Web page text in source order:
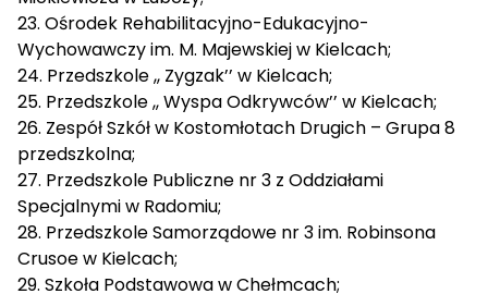
23. Ośrodek Rehabilitacyjno-Edukacyjno-
Wychowawczy im. M. Majewskiej w Kielcach;
24. Przedszkole ,, Zygzak’’ w Kielcach;
25. Przedszkole ,, Wyspa Odkrywców’’ w Kielcach;
26. Zespół Szkół w Kostomłotach Drugich – Grupa 8
przedszkolna;
27. Przedszkole Publiczne nr 3 z Oddziałami
Specjalnymi w Radomiu;
28. Przedszkole Samorządowe nr 3 im. Robinsona
Crusoe w Kielcach;
29. Szkoła Podstawowa w Chełmcach;